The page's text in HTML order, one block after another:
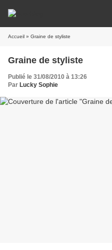
Accueil » Graine de styliste
Graine de styliste
Publié le 31/08/2010 à 13:26
Par Lucky Sophie